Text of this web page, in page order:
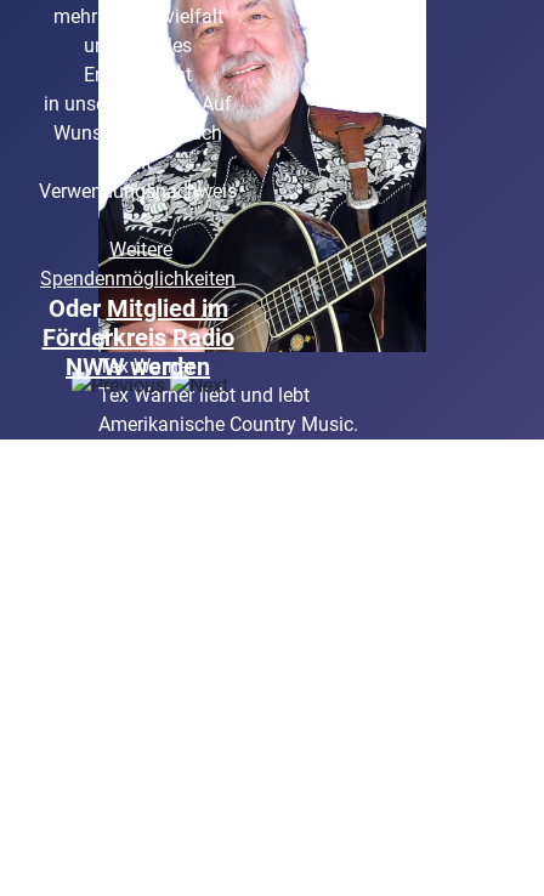
selbst "RADIOAKTIV"
Tex Warner
Tex Warner liebt und lebt
Amerikanische Country Music.
mehr Medienvielfalt
und soziales
Engagement
in unserer Region. Auf
Wunsch gerne auch
mit
Verwendungsnachweis
Weitere
Spendenmöglichkeiten
Oder Mitglied im
Förderkreis Radio
NWW werden